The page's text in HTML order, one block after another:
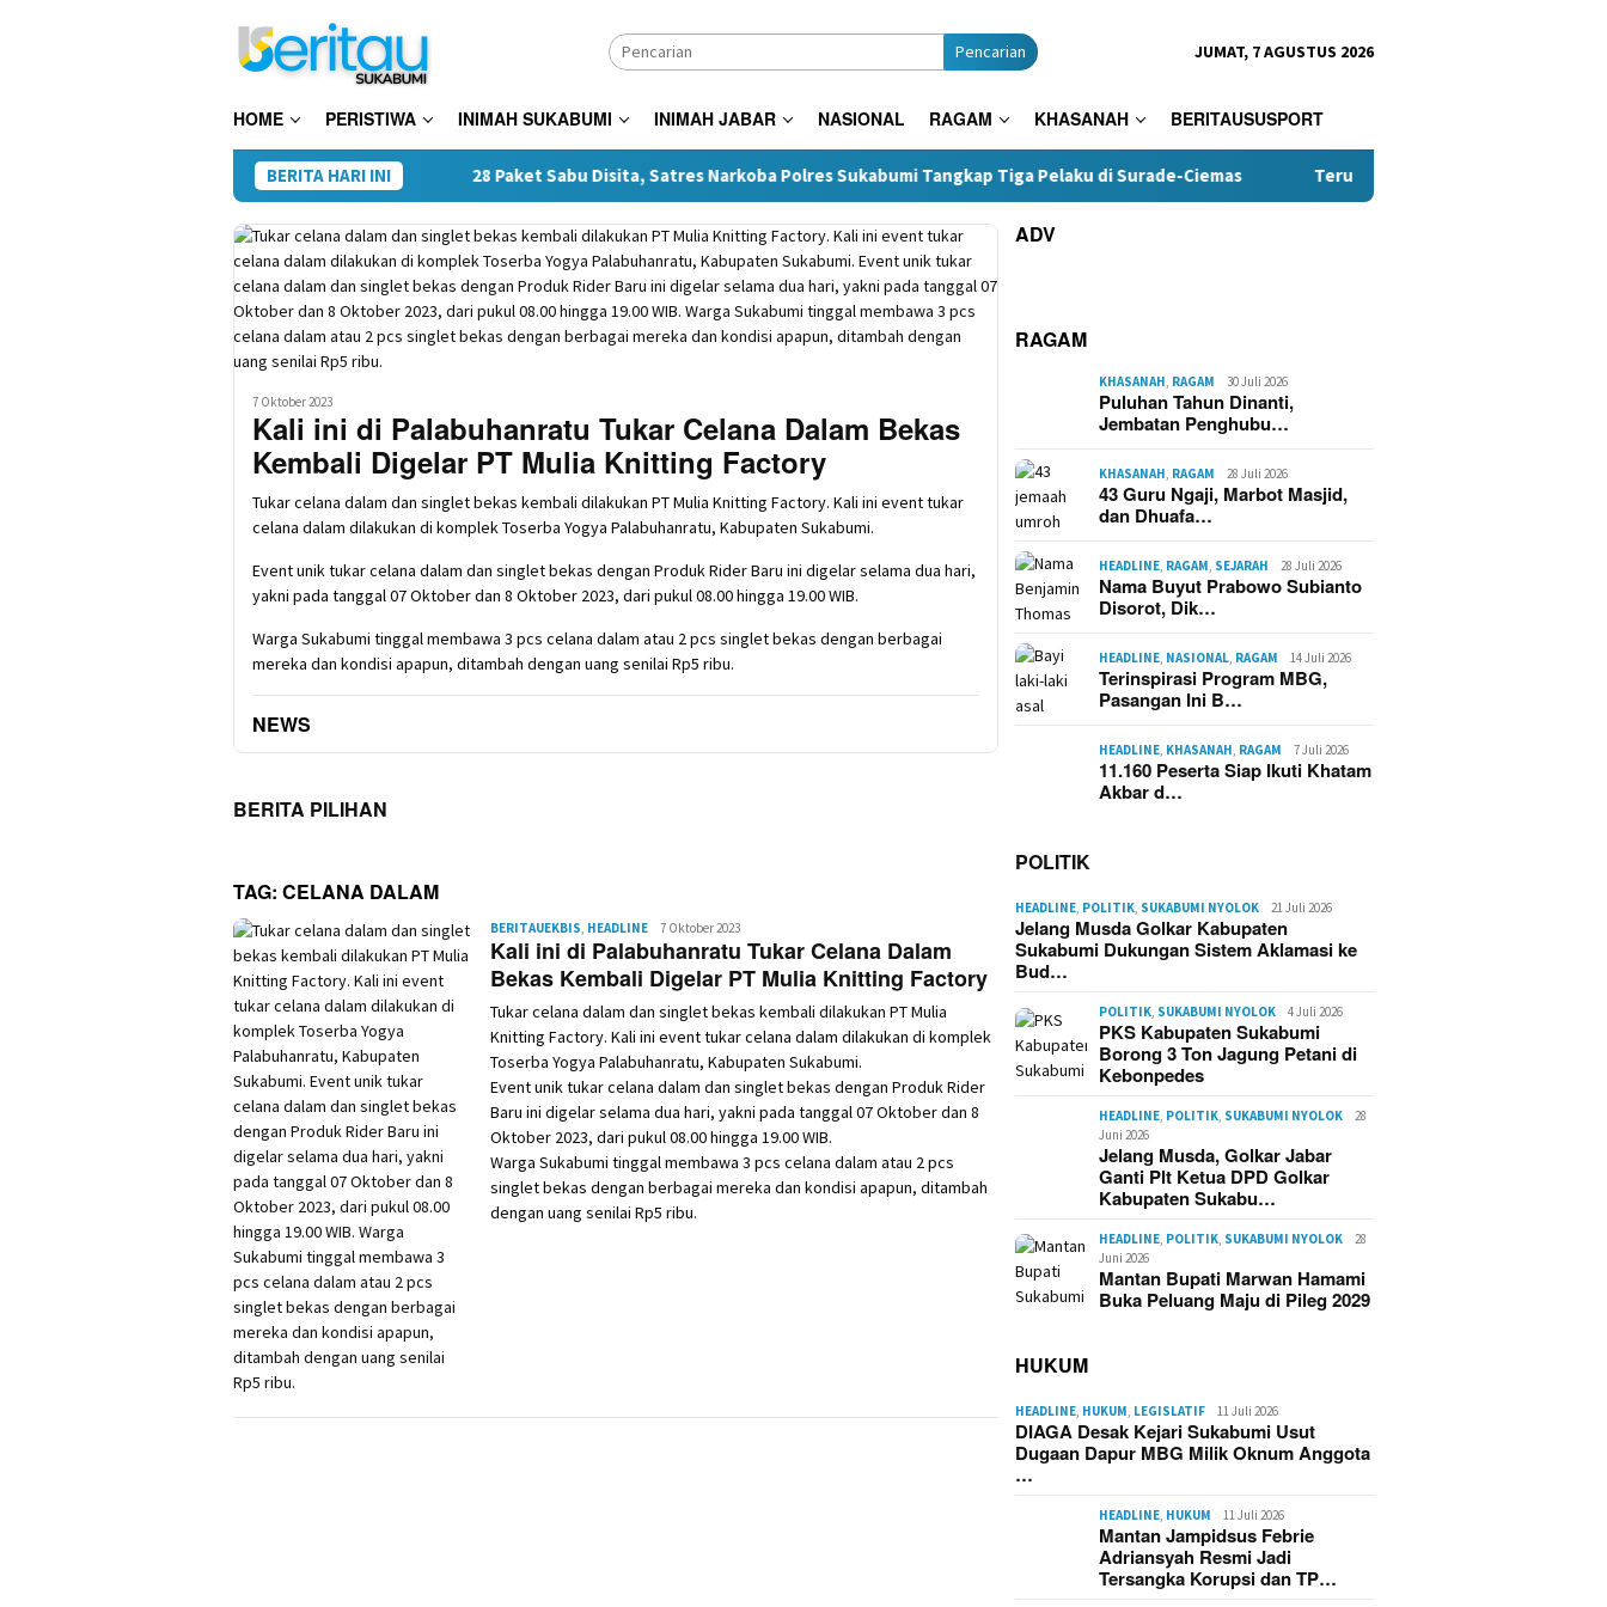
Pencarian JUMAT, 7 AGUSTUS 2026
HOME PERISTIWA INIMAH SUKABUMI INIMAH JABAR NASIONAL RAGAM KHASANAH BERITAUSUSPORT
BERITA HARI INI28 Paket Sabu Disita, Satres Narkoba Polres Sukabumi Tangkap Tiga Pelaku di Surade-Ciemas Terungkap, Kades Tamanjaya Diduga Terlibat
7 Oktober 2023
Kali ini di Palabuhanratu Tukar Celana Dalam Bekas
Kembali Digelar PT Mulia Knitting Factory
Tukar celana dalam dan singlet bekas kembali dilakukan PT Mulia Knitting Factory. Kali ini event tukar
celana dalam dilakukan di komplek Toserba Yogya Palabuhanratu, Kabupaten Sukabumi.
Event unik tukar celana dalam dan singlet bekas dengan Produk Rider Baru ini digelar selama dua hari,
yakni pada tanggal 07 Oktober dan 8 Oktober 2023, dari pukul 08.00 hingga 19.00 WIB.
Warga Sukabumi tinggal membawa 3 pcs celana dalam atau 2 pcs singlet bekas dengan berbagai
mereka dan kondisi apapun, ditambah dengan uang senilai Rp5 ribu.
NEWS
BERITA PILIHAN
TAG: CELANA DALAM
BERITAUEKBIS, HEADLINE Redaksi
7 Oktober 2023
Kali ini di Palabuhanratu Tukar Celana Dalam
Bekas Kembali Digelar PT Mulia Knitting Factory
Tukar celana dalam dan singlet bekas kembali dilakukan PT Mulia
Knitting Factory. Kali ini event tukar celana dalam dilakukan di komplek
Toserba Yogya Palabuhanratu, Kabupaten Sukabumi.
Event unik tukar celana dalam dan singlet bekas dengan Produk Rider
Baru ini digelar selama dua hari, yakni pada tanggal 07 Oktober dan 8
Oktober 2023, dari pukul 08.00 hingga 19.00 WIB.
Warga Sukabumi tinggal membawa 3 pcs celana dalam atau 2 pcs
singlet bekas dengan berbagai mereka dan kondisi apapun, ditambah
dengan uang senilai Rp5 ribu.
ADV
RAGAM
KHASANAH, RAGAM 30 Juli 2026
Puluhan Tahun Dinanti,
Jembatan Penghubu…
KHASANAH, RAGAM 28 Juli 2026
43 Guru Ngaji, Marbot Masjid,
dan Dhuafa…
HEADLINE, RAGAM, SEJARAH 28 Juli 2026
Nama Buyut Prabowo Subianto
Disorot, Dik…
HEADLINE, NASIONAL, RAGAM 14 Juli 2026
Terinspirasi Program MBG,
Pasangan Ini B…
HEADLINE, KHASANAH, RAGAM 7 Juli 2026
11.160 Peserta Siap Ikuti Khatam
Akbar d…
POLITIK
HEADLINE, POLITIK, SUKABUMI NYOLOK 21 Juli 2026
Jelang Musda Golkar Kabupaten
Sukabumi Dukungan Sistem Aklamasi ke
Bud…
POLITIK, SUKABUMI NYOLOK 4 Juli 2026
PKS Kabupaten Sukabumi
Borong 3 Ton Jagung Petani di
Kebonpedes
HEADLINE, POLITIK, SUKABUMI NYOLOK
28
Juni 2026
Jelang Musda, Golkar Jabar
Ganti Plt Ketua DPD Golkar
Kabupaten Sukabu…
HEADLINE, POLITIK, SUKABUMI NYOLOK
28
Juni 2026
Mantan Bupati Marwan Hamami
Buka Peluang Maju di Pileg 2029
HUKUM
HEADLINE, HUKUM, LEGISLATIF 11 Juli 2026
DIAGA Desak Kejari Sukabumi Usut
Dugaan Dapur MBG Milik Oknum Anggota
…
HEADLINE, HUKUM 11 Juli 2026
Mantan Jampidsus Febrie
Adriansyah Resmi Jadi
Tersangka Korupsi dan TP…